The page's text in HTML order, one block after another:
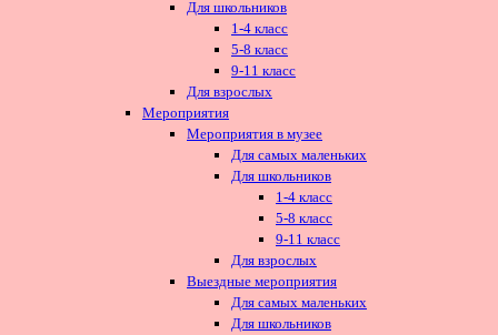
Для школьников
1-4 класс
5-8 класс
9-11 класс
Для взрослых
Мероприятия
Мероприятия в музее
Для самых маленьких
Для школьников
1-4 класс
5-8 класс
9-11 класс
Для взрослых
Выездные мероприятия
Для самых маленьких
Для школьников